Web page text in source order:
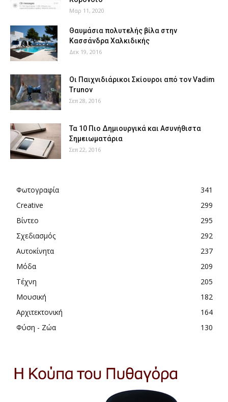
Μαρ 11, 2020
Θαυμάσια πολυτελής βίλα στην
Κασσάνδρα Χαλκιδικής
Δεκ 19, 2016
Οι Παιχνιδιάρικοι Σκίουροι από τον Vadim
Trunov
Σεπ 28, 2016
Τα 10 Πιο Δημιουργικά και Ασυνήθιστα
Σημειωματάρια
Σεπ 22, 2016
Φωτογραφία
341
Creative
299
Βίντεο
295
Σχεδιασμός
292
Αυτοκίνητα
237
Μόδα
209
Τέχνη
205
Μουσική
182
Αρχιτεκτονική
164
Φύση - Ζώα
130